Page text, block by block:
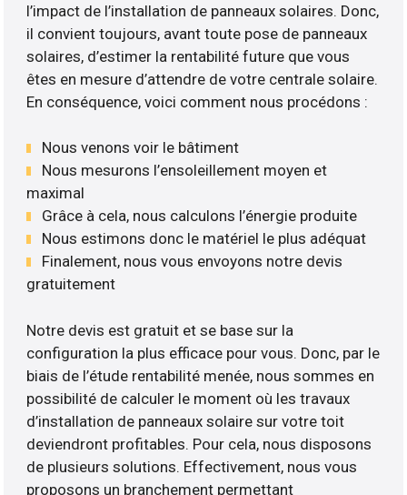
l’impact de l’installation de panneaux solaires. Donc,
il convient toujours, avant toute pose de panneaux
solaires, d’estimer la rentabilité future que vous
êtes en mesure d’attendre de votre centrale solaire.
En conséquence, voici comment nous procédons :
Nous venons voir le bâtiment
Nous mesurons l’ensoleillement moyen et
maximal
Grâce à cela, nous calculons l’énergie produite
Nous estimons donc le matériel le plus adéquat
Finalement, nous vous envoyons notre devis
gratuitement
Notre devis est gratuit et se base sur la
configuration la plus efficace pour vous. Donc, par le
biais de l’étude rentabilité menée, nous sommes en
possibilité de calculer le moment où les travaux
d’installation de panneaux solaire sur votre toit
deviendront profitables. Pour cela, nous disposons
de plusieurs solutions. Effectivement, nous vous
proposons un branchement permettant